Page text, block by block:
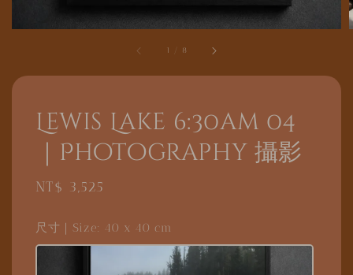
1 8
Lewis Lake 6:30am 04
｜Photography 攝影
Regular
NT$ 3,525
尺寸｜Size: 40 x 40 cm